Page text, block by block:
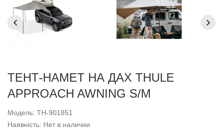
ТЕНТ-НАМЕТ НА ДАХ THULE
APPROACH AWNING S/M
Модель: TH-901851
Наявність: Нет в наличии